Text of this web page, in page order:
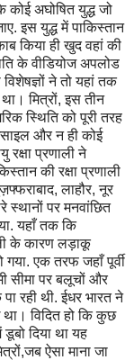
कोई अघोषित युद्ध जो
इस युद्ध में पाकिस्तान
किया ही खुद वहां की
के वीडियोज अपलोड
ने तो यहां तक
मित्रों, इस तीन
स्थिति को पूरी तरह
और न ही कोई
रक्षा प्रणाली ने
की रक्षा प्रणाली
लाहौर, नूर
स्थानों पर मनवांछित
यहाँ तक कि
के कारण लड़ाकू
गया. एक तरफ जहाँ पूर्वी
सीमा पर बलूचों और
रही थी. ईधर भारत ने
विदित हो कि कुछ
दिया था यह
ऐसा माना जा